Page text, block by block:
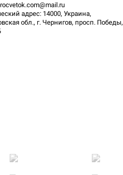
адрес: 14000, Украина,
обл., г. Чернигов, просп. Победы,